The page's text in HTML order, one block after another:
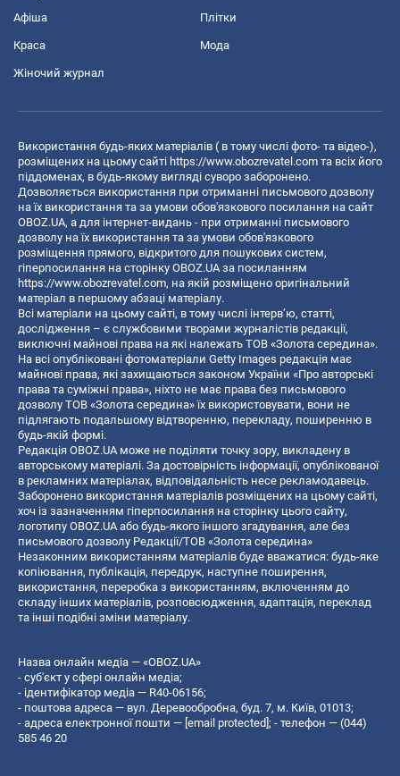
Афіша Плітки
Краса Мода
Жіночий журнал
Використання будь-яких матеріалів ( в тому числі фото- та відео-),
розміщених на цьому сайті https://www.obozrevatel.com та всіх його
піддоменах, в будь-якому вигляді суворо заборонено.
Дозволяється використання при отриманні письмового дозволу
на їх використання та за умови обов'язкового посилання на сайт
OBOZ.UA, а для інтернет-видань - при отриманні письмового
дозволу на їх використання та за умови обов'язкового
розміщення прямого, відкритого для пошукових систем,
гіперпосилання на сторінку OBOZ.UA за посиланням
https://www.obozrevatel.com, на якій розміщено оригінальний
матеріал в першому абзаці матеріалу.
Всі матеріали на цьому сайті, в тому числі інтерв’ю, статті,
дослідження – є службовими творами журналістів редакції,
виключні майнові права на які належать ТОВ «Золота середина».
На всі опубліковані фотоматеріали Getty Images редакція має
майнові права, які захищаються законом України «Про авторські
права та суміжні права», ніхто не має права без письмового
дозволу ТОВ «Золота середина» їх використовувати, вони не
підлягають подальшому відтворенню, перекладу, поширенню в
будь-якій формі.
Редакція OBOZ.UA може не поділяти точку зору, викладену в
авторському матеріалі. За достовірність інформації, опублікованої
в рекламних матеріалах, відповідальність несе рекламодавець.
Заборонено використання матеріалів розміщених на цьому сайті,
хоч із зазначенням гіперпосилання на сторінку цього сайту,
логотипу OBOZ.UA або будь-якого іншого згадування, але без
письмового дозволу Редакції/ТОВ «Золота середина»
Незаконним використанням матеріалів буде вважатися: будь-яке
копiювання, публiкацiя, передрук, наступне поширення,
використання, переробка з використанням, включенням до
складу інших матеріалів, розповсюдження, адаптація, переклад
та інші подібні зміни матеріалу.
Назва онлайн медіа — «OBOZ.UA»
- суб'єкт у сфері онлайн медіа;
- ідентифікатор медіа — R40-06156;
- поштова адреса — вул. Деревообробна, буд. 7, м. Київ, 01013;
- адреса електронної пошти — [email protected] ; - телефон — (044)
585 46 20